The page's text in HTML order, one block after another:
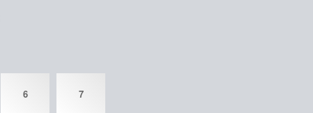
6 7